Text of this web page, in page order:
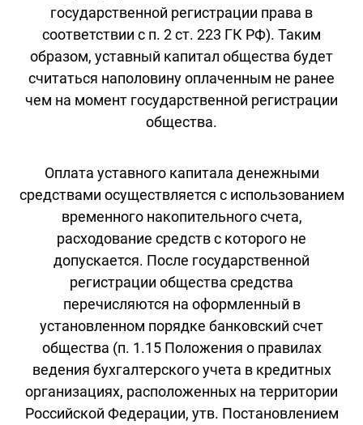
государственной регистрации права в
соответствии с п. 2 ст. 223 ГК РФ). Таким
образом, уставный капитал общества будет
считаться наполовину оплаченным не ранее
чем на момент государственной регистрации
общества.
Оплата уставного капитала денежными
средствами осуществляется с использованием
временного накопительного счета,
расходование средств с которого не
допускается. После государственной
регистрации общества средства
перечисляются на оформленный в
установленном порядке банковский счет
общества (п. 1.15 Положения о правилах
ведения бухгалтерского учета в кредитных
организациях, расположенных на территории
Российской Федерации, утв. Постановлением